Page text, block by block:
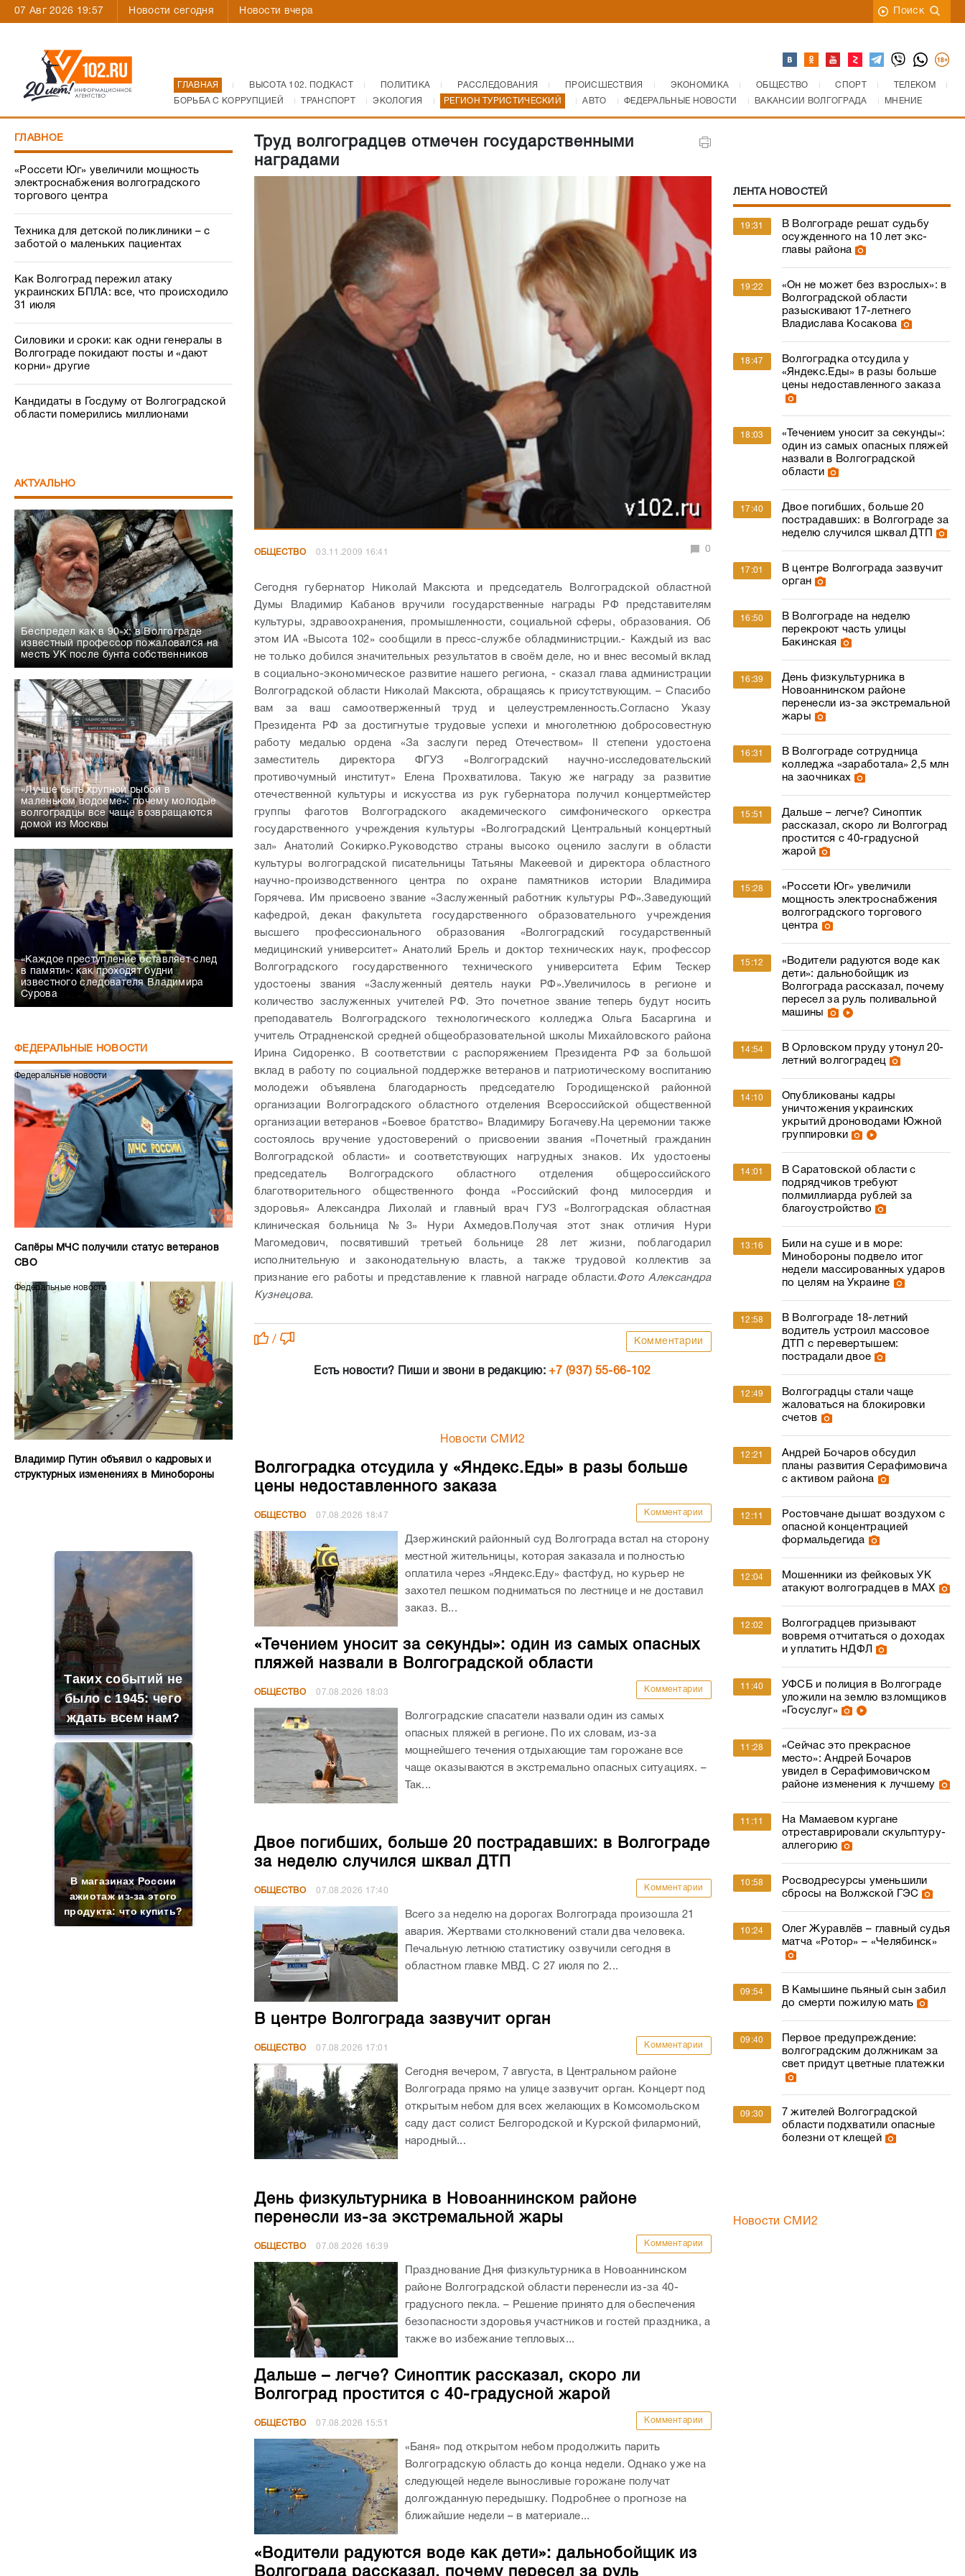
07 Авг 2026 19:57 Новости сегодня Новости вчера Поиск
ГЛАВНАЯ ВЫСОТА 102. ПОДКАСТ ПОЛИТИКА РАССЛЕДОВАНИЯ ПРОИСШЕСТВИЯ ЭКОНОМИКА ОБЩЕСТВО СПОРТ
ТЕЛЕКОМ
БОРЬБА С КОРРУПЦИЕЙ
ТРАНСПОРТ ЭКОЛОГИЯ РЕГИОН ТУРИСТИЧЕСКИЙ АВТО ФЕДЕРАЛЬНЫЕ НОВОСТИ ВАКАНСИИ ВОЛГОГРАДА МНЕНИЕ
ГЛАВНОЕ
«Россети Юг» увеличили мощность
электроснабжения волгоградского
торгового центра
Техника для детской поликлиники – с
заботой о маленьких пациентах
Как Волгоград пережил атаку
украинских БПЛА: все, что происходило
31 июля
Силовики и сроки: как одни генералы в
Волгограде покидают посты и «дают
корни» другие
Кандидаты в Госдуму от Волгоградской
области померились миллионами
АКТУАЛЬНО
Беспредел как в 90-х: в Волгограде
известный профессор пожаловался на
месть УК после бунта собственников
«Лучше быть крупной рыбой в
маленьком водоеме»: почему молодые
волгоградцы все чаще возвращаются
домой из Москвы
«Каждое преступление оставляет след
в памяти»: как проходят будни
известного следователя Владимира
Сурова
ФЕДЕРАЛЬНЫЕ НОВОСТИ
Федеральные новости
Сапёры МЧС получили статус ветеранов
СВО
Федеральные новости
Владимир Путин объявил о кадровых и
структурных изменениях в Минобороны
Таких событий не
было с 1945: чего
ждать всем нам?
В магазинах России
ажиотаж из-за этого
продукта: что купить?
Труд волгоградцев отмечен государственными
наградами
ОБЩЕСТВО 03.11.2009 16:41 0
Сегодня губернатор Николай Максюта и председатель Волгоградской областной
Думы Владимир Кабанов вручили государственные награды РФ представителям
культуры, здравоохранения, промышленности, социальной сферы, образования. Об
этом ИА «Высота 102» сообщили в пресс-службе обладминистрции.- Каждый из вас
не только добился значительных результатов в своём деле, но и внес весомый вклад
в социально-экономическое развитие нашего региона, - сказал глава администрации
Волгоградской области Николай Максюта, обращаясь к присутствующим. – Спасибо
вам за ваш самоотверженный труд и целеустремленность.Согласно Указу
Президента РФ за достигнутые трудовые успехи и многолетнюю добросовестную
работу медалью ордена «За заслуги перед Отечеством» II степени удостоена
заместитель директора ФГУЗ «Волгоградский научно-исследовательский
противочумный институт» Елена Прохватилова. Такую же награду за развитие
отечественной культуры и искусства из рук губернатора получил концертмейстер
группы фаготов Волгоградского академического симфонического оркестра
государственного учреждения культуры «Волгоградский Центральный концертный
зал» Анатолий Сокирко. Руководство страны высоко оценило заслуги в области
культуры волгоградской писательницы Татьяны Макеевой и директора областного
научно-производственного центра по охране памятников истории Владимира
Горячева. Им присвоено звание «Заслуженный работник культуры РФ».Заведующий
кафедрой, декан факультета государственного образовательного учреждения
высшего профессионального образования «Волгоградский государственный
медицинский университет» Анатолий Брель и доктор технических наук, профессор
Волгоградского государственного технического университета Ефим Тескер
удостоены звания «Заслуженный деятель науки РФ».Увеличилось в регионе и
количество заслуженных учителей РФ. Это почетное звание теперь будут носить
преподаватель Волгоградского технологического колледжа Ольга Басаргина и
учитель Отрадненской средней общеобразовательной школы Михайловского района
Ирина Сидоренко.
В соответствии с распоряжением Президента РФ за большой
вклад в работу по социальной поддержке ветеранов и патриотическому воспитанию
молодежи объявлена благодарность председателю Городищенской районной
организации Волгоградского областного отделения Всероссийской общественной
организации ветеранов «Боевое братство» Владимиру Богачеву. На церемонии также
состоялось вручение удостоверений о присвоении звания «Почетный гражданин
Волгоградской области» и соответствующих нагрудных знаков. Их удостоены
председатель Волгоградского областного отделения общероссийского
благотворительного общественного фонда «Российский фонд милосердия и
здоровья» Александра Лихолай и главный врач ГУЗ «Волгоградская областная
клиническая больница №3» Нури Ахмедов. Получая этот знак отличия Нури
Магомедович, посвятивший третьей больнице 28 лет жизни, поблагодарил
исполнительную и законодательную власть, а также трудовой коллектив за
признание его работы и представление к главной награде области.Фото Александра
Кузнецова.
/ Комментарии
Есть новости? Пиши и звони в редакцию:+7 (937) 55-66-102
Новости СМИ2
Волгоградка отсудила у «Яндекс.Еды» в разы больше
цены недоставленного заказа
ОБЩЕСТВО 07.08.2026 18:47 Комментарии
Дзержинский районный суд Волгограда встал на сторону
местной жительницы, которая заказала и полностью
оплатила через «Яндекс.Еду» фастфуд, но курьер не
захотел пешком подниматься по лестнице и не доставил
заказ. В...
«Течением уносит за секунды»: один из самых опасных
пляжей назвали в Волгоградской области
ОБЩЕСТВО 07.08.2026 18:03 Комментарии
Волгоградские спасатели назвали один из самых
опасных пляжей в регионе. По их словам, из-за
мощнейшего течения отдыхающие там горожане все
чаще оказываются в экстремально опасных ситуациях. –
Так...
Двое погибших, больше 20 пострадавших: в Волгограде
за неделю случился шквал ДТП
ОБЩЕСТВО 07.08.2026 17:40 Комментарии
Всего за неделю на дорогах Волгограда произошла 21
авария. Жертвами столкновений стали два человека.
Печальную летнюю статистику озвучили сегодня в
областном главке МВД. С 27 июля по 2...
В центре Волгограда зазвучит орган
ОБЩЕСТВО 07.08.2026 17:01 Комментарии
Сегодня вечером, 7 августа, в Центральном районе
Волгограда прямо на улице зазвучит орган. Концерт под
открытым небом для всех желающих в Комсомольском
саду даст солист Белгородской и Курской филармоний,
народный...
День физкультурника в Новоаннинском районе
перенесли из-за экстремальной жары
ОБЩЕСТВО 07.08.2026 16:39 Комментарии
Празднование Дня физкультурника в Новоаннинском
районе Волгоградской области перенесли из-за 40-
градусного пекла. – Решение принято для обеспечения
безопасности здоровья участников и гостей праздника, а
также во избежание тепловых...
Дальше – легче? Синоптик рассказал, скоро ли
Волгоград простится с 40-градусной жарой
ОБЩЕСТВО 07.08.2026 15:51 Комментарии
«Баня» под открытом небом продолжить парить
Волгоградскую область до конца недели. Однако уже на
следующей неделе выносливые горожане получат
долгожданную передышку. Подробнее о прогнозе на
ближайшие недели – в материале...
«Водители радуются воде как дети»: дальнобойщик из
Волгограда рассказал, почему пересел за руль
ЛЕНТА НОВОСТЕЙ
19:31
В Волгограде решат судьбу
осужденного на 10 лет экс-
главы района
19:22
«Он не может без взрослых»: в
Волгоградской области
разыскивают 17-летнего
Владислава Косакова
18:47
Волгоградка отсудила у
«Яндекс.Еды» в разы больше
цены недоставленного заказа
18:03
«Течением уносит за секунды»:
один из самых опасных пляжей
назвали в Волгоградской
области
17:40
Двое погибших, больше 20
пострадавших: в Волгограде за
неделю случился шквал ДТП
17:01
В центре Волгограда зазвучит
орган
16:50
В Волгограде на неделю
перекроют часть улицы
Бакинская
16:39
День физкультурника в
Новоаннинском районе
перенесли из-за экстремальной
жары
16:31
В Волгограде сотрудница
колледжа «заработала» 2,5 млн
на заочниках
15:51
Дальше – легче? Синоптик
рассказал, скоро ли Волгоград
простится с 40-градусной
жарой
15:28
«Россети Юг» увеличили
мощность электроснабжения
волгоградского торгового
центра
15:12
«Водители радуются воде как
дети»: дальнобойщик из
Волгограда рассказал, почему
пересел за руль поливальной
машины
14:54
В Орловском пруду утонул 20-
летний волгоградец
14:10
Опубликованы кадры
уничтожения украинских
укрытий дроноводами Южной
группировки
14:01
В Саратовской области с
подрядчиков требуют
полмиллиарда рублей за
благоустройство
13:16
Били на суше и в море:
Минобороны подвело итог
недели массированных ударов
по целям на Украине
12:58
В Волгограде 18-летний
водитель устроил массовое
ДТП с перевертышем:
пострадали двое
12:49
Волгоградцы стали чаще
жаловаться на блокировки
счетов
12:21
Андрей Бочаров обсудил
планы развития Серафимовича
с активом района
12:11
Ростовчане дышат воздухом с
опасной концентрацией
формальдегида
12:04
Мошенники из фейковых УК
атакуют волгоградцев в МАХ
12:02
Волгоградцев призывают
вовремя отчитаться о доходах
и уплатить НДФЛ
11:40
УФСБ и полиция в Волгограде
уложили на землю взломщиков
«Госуслуг»
11:28
«Сейчас это прекрасное
место»: Андрей Бочаров
увидел в Серафимовичском
районе изменения к лучшему
11:11
На Мамаевом кургане
отреставрировали скульптуру-
аллегорию
10:58
Росводресурсы уменьшили
сбросы на Волжской ГЭС
10:24
Олег Журавлёв – главный судья
матча «Ротор» – «Челябинск»
09:54
В Камышине пьяный сын забил
до смерти пожилую мать
09:40
Первое предупреждение:
волгоградским должникам за
свет придут цветные платежки
09:30
7 жителей Волгоградской
области подхватили опасные
болезни от клещей
Новости СМИ2